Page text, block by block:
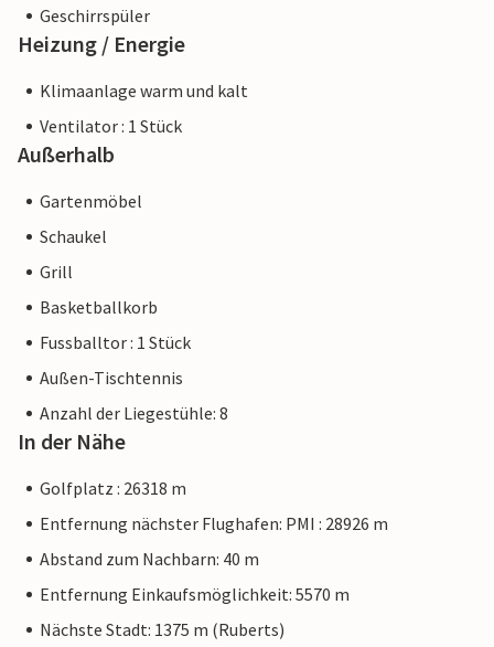
Geschirrspüler
Heizung / Energie
Klimaanlage warm und kalt
Ventilator : 1 Stück
Außerhalb
Gartenmöbel
Schaukel
Grill
Basketballkorb
Fussballtor : 1 Stück
Außen-Tischtennis
Anzahl der Liegestühle: 8
In der Nähe
Golfplatz : 26318 m
Entfernung nächster Flughafen: PMI : 28926 m
Abstand zum Nachbarn: 40 m
Entfernung Einkaufsmöglichkeit: 5570 m
Nächste Stadt: 1375 m (Ruberts)